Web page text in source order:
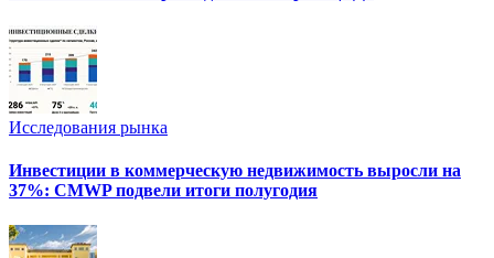
Исследования рынка
Инвестиции в коммерческую недвижимость выросли на
37%: CMWP подвели итоги полугодия